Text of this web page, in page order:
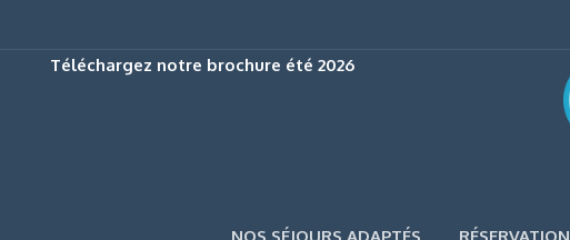
Téléchargez notre brochure été 2026